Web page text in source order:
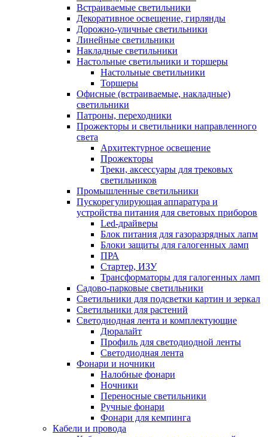
Встраиваемые светильники
Декоративное освещение, гирлянды
Дорожно-уличные светильники
Линейные светильники
Накладные светильники
Настольные светильники и торшеры
Настольные светильники
Торшеры
Офисные (встраиваемые, накладные)
светильники
Патроны, переходники
Прожекторы и светильники направленного
света
Архитектурное освещение
Прожекторы
Треки, аксессуары для трековых
светильников
Промышленные светильники
Пускорегулирующая аппаратура и
устройства питания для световых приборов
Led-драйверы
Блок питания для газоразрядных лапм
Блоки защиты для галогенных ламп
ПРА
Стартер, ИЗУ
Трансформаторы для галогенных ламп
Садово-парковые светильники
Светильники для подсветки картин и зеркал
Светильники для растений
Светодиодная лента и комплектующие
Дюралайт
Профиль для светодиодной ленты
Светодиодная лента
Фонари и ночники
Налобные фонари
Ночники
Переносные светильники
Ручные фонари
Фонари для кемпинга
Кабели и провода